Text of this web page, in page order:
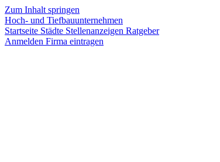
Zum Inhalt springen
Hoch- und Tiefbauunternehmen
Startseite Städte Stellenanzeigen Ratgeber
Anmelden Firma eintragen